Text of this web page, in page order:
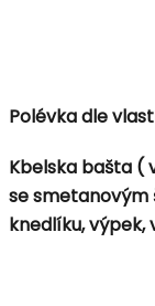
Polévka dle
Kbelska bašta (
se
knedlíku, výpek,